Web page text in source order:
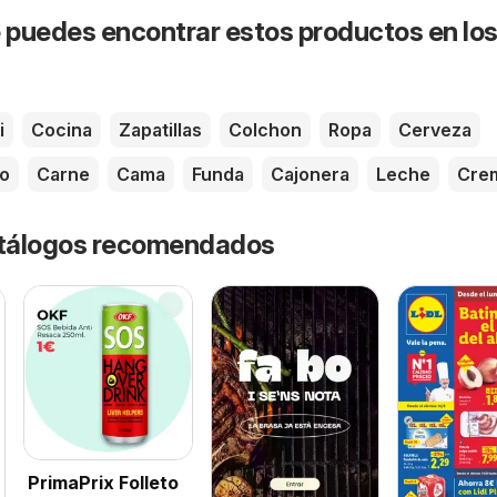
encontrar estos productos en los
Cocina Zapatillas Colchon Ropa
Cerveza
Carne Cama Funda Cajonera Leche
recomendados
PrimaPrix Folleto